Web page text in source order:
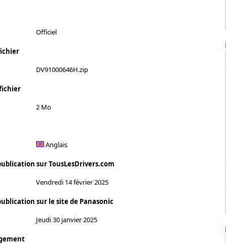
Officiel
DV91000646H.zip
2 Mo
Anglais
sur TousLesDrivers.com
Vendredi 14 février 2025
sur le site de Panasonic
Jeudi 30 janvier 2025